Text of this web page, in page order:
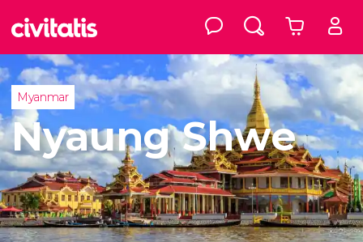
Myanmar
Nyaung Shwe